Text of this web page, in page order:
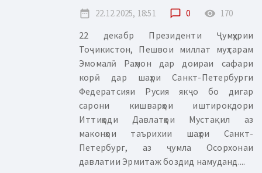
date_range 22.12.2025, 18:51 chat_bubble_outline 0 remove_red_eye 170
22 декабр Президенти Ҷумҳурии
Тоҷикистон, Пешвои миллат муҳтарам
Эмомалӣ Раҳмон дар доираи сафари
корӣ дар шаҳри Санкт-Петербурги
Федератсияи Русия якҷо бо дигар
сарони кишварҳои иштирокдори
Иттиҳоди Давлатҳои Мустақил аз
маконҳои таърихии шаҳри Санкт-
Петербург, аз ҷумла Осорхонаи
давлатии Эрмитаж боздид намуданд....